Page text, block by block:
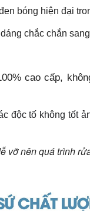
bóng hiện đại
chắc chắn
cao cấp,
độc tố không tốt
vỡ nên quá trình